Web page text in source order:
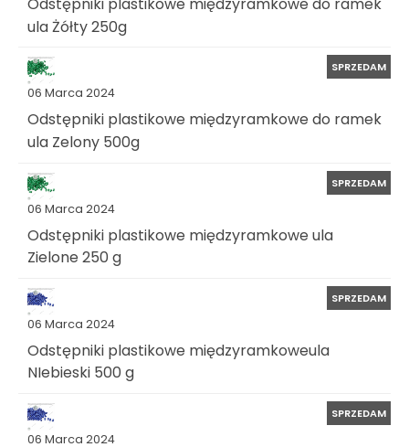
ula Żółty 250g
06 Marca 2024
SPRZEDAM
Odstępniki plastikowe międzyramkowe do ramek
ula Zelony 500g
06 Marca 2024
SPRZEDAM
Odstępniki plastikowe międzyramkowe ula
Zielone 250 g
06 Marca 2024
SPRZEDAM
Odstępniki plastikowe międzyramkoweula
NIebieski 500 g
06 Marca 2024
SPRZEDAM